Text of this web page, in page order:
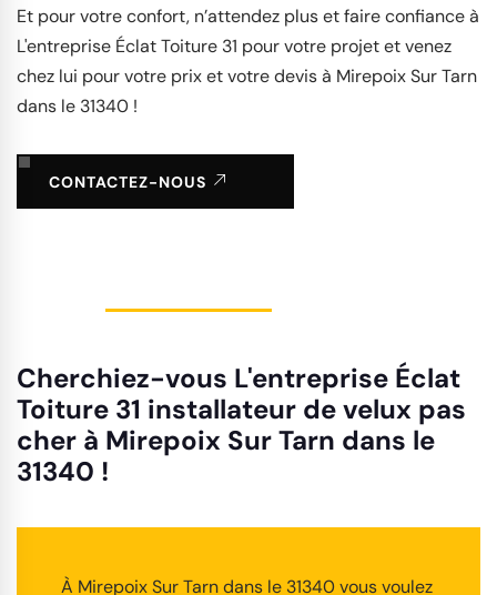
Et pour votre confort, n’attendez plus et faire confiance à
L'entreprise Éclat Toiture 31 pour votre projet et venez
chez lui pour votre prix et votre devis à Mirepoix Sur Tarn
dans le 31340 !
CONTACTEZ-NOUS
Cherchiez-vous L'entreprise Éclat
Toiture 31 installateur de velux pas
cher à Mirepoix Sur Tarn dans le
31340 !
À Mirepoix Sur Tarn dans le 31340 vous voulez